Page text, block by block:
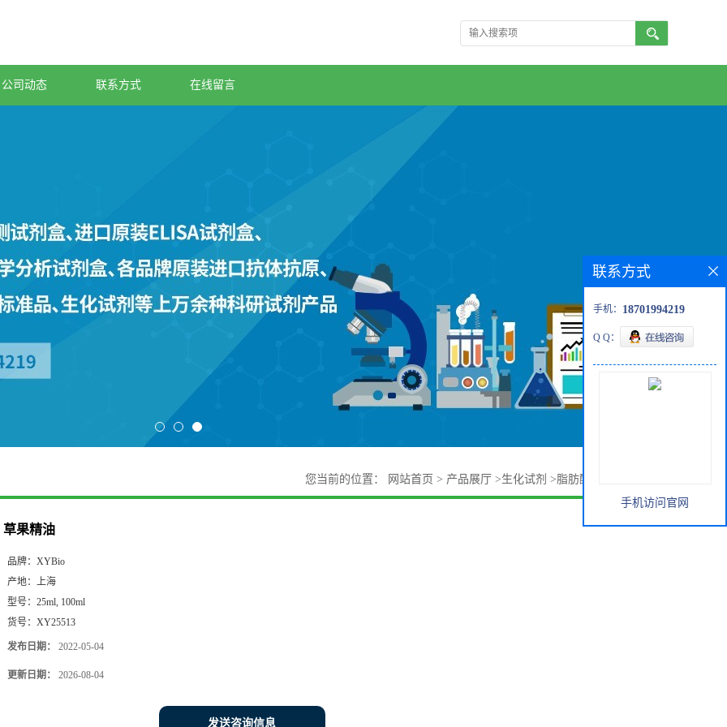
公司动态 联系方式 在线留言
您当前的位置： 网站首页 > 产品展厅 >生化试剂 >脂肪酸系列
草果精油
品牌： XYBio
产地： 上海
型号： 25ml, 100ml
货号： XY25513
发布日期： 2022-05-04
更新日期： 2026-08-04
发送咨询信息
联系方式
手机： 18701994219
Q Q：
手机访问官网